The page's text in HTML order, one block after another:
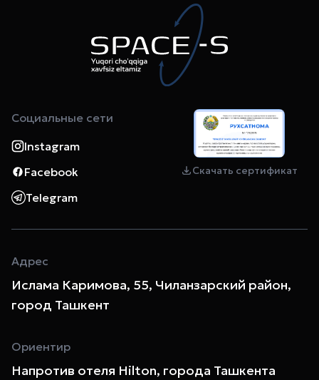
Социальные сети
Instagram
Facebook
Telegram
Скачать сертификат
Адрес
Ислама Каримова, 55, Чиланзарский район,
город Ташкент
Ориентир
Напротив отеля Hilton, города Ташкента